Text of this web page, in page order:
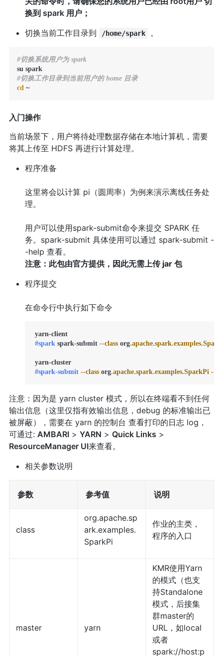
换到 spark 用户；
切换当前工作目录到
/home/spark 。
#切换系统用户为 spark
su spark
#切换工作目录到当前用户的 home 目录
cd ~
入门操作
当前场景下，用户将待处理数据存储在本地计算机，需要
将其上传至 HDFS 再进行计算处理。
程序准备
这里将会以计算 pi（圆周率）为例来演示离线任务处
理。
用户可以使用spark-submit命令来提交 SPARK 任
务。spark-submit 具体使用可以通过 spark-submit -
-help 查看。
注意：此包由官方提供，因此无需上传 jar 包
程序提交
在命令行中执行如下命令
yarn-client
#spark spark-submit --class org.apache.spark.examples
yarn-cluster
#spark-submit --class org.apache.spark.examples.SparkPi --
注意：因为是 yarn cluster 模式，所以在终端看不到任何
输出信息（这里仅指有效输出信息，debug 的标准输出已
被屏蔽），需要在 yarn 的控制台 查看打印的日志 log，
可通过: AMBARI> YARN > Quick Links >
ResourceManager UI来查看。
相关参数说明
参数 参考值 说明
class
org.apache.sp
ark.examples.
SparkPi
作业的主类，
程序的入口
master yarn
KMR使用Yarn
的模式（也支
持Standalone
模式，后接集
群master的
URL，如local
或者
spark://host:p